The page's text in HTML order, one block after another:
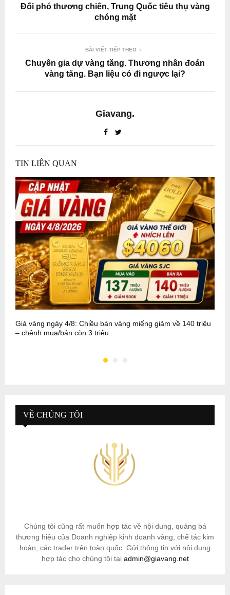
Đối phó thương chiến, Trung Quốc tiêu thụ vàng
chóng mặt
BÀI VIẾT TIẾP THEO
Chuyên gia dự vàng tăng. Thương nhân đoán
vàng tăng. Bạn liệu có đi ngược lại?
Giavang.
TIN LIÊN QUAN
Giá vàng ngày 4/8: Chiều bán vàng miếng giảm về 140 triệu
– chênh mua/bán còn 3 triệu
VỀ CHÚNG TÔI
Chúng tôi cũng rất muốn hợp tác về nội dung, quảng bá
thương hiệu của Doanh nghiệp kinh doanh vàng, chế tác kim
hoàn, các trader trên toàn quốc. Gửi thông tin với nội dung
hợp tác cho chúng tôi tại admin@giavang.net